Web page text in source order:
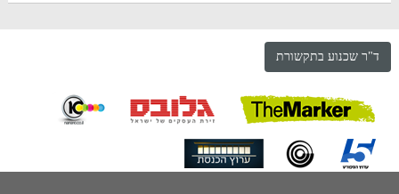
ד"ר שכנוע בתקשורת